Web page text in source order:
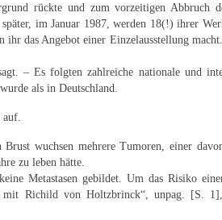
rückte und zum vorzeitigen Abbruch
im Januar 1987, werden 18(!) ihrer
das Angebot einer Einzelausstellung
– Es folgten zahlreiche nationale und
als in Deutschland.
wuchsen mehrere Tumoren, einer
zu leben hätte.
Metastasen gebildet. Um das Risiko
Richild von Holtzbrinck“, unpag. [S. 1],